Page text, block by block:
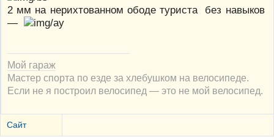
2 мм на нерихтованном ободе туриста без навыков
—
Мой гараж
Мастер спорта по езде за хлебушком на велосипеде.
Если не я построил велосипед — это не мой велосипед.
Сайт